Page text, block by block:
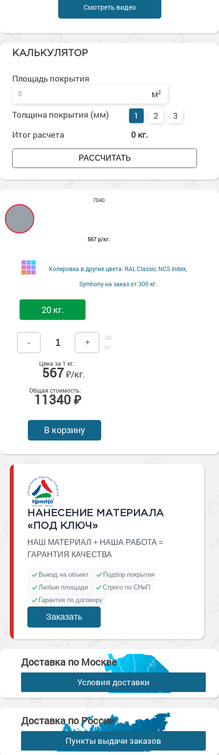
Сопутствующие товары
Морозостойкие краски для металла
Смотреть видео
КАЛЬКУЛЯТОР
Площадь покрытия
м2
Толщина покрытия (мм) 1 2
3
Итог расчета
0 кг.
РАССЧИТАТЬ
7040
567 р/кг.
Колеровка в другие цвета: RAL Classic, NCS Index,
Symhony на заказ от 300 кг.
20 кг.
- +
20
кг.
Цена за 1 кг.:
567₽/кг.
Общая стоимость:
11340 ₽
В корзину
НАНЕСЕНИЕ МАТЕРИАЛА
«ПОД КЛЮЧ»
НАШ МАТЕРИАЛ + НАША РАБОТА =
ГАРАНТИЯ КАЧЕСТВА
Выезд на объект
Подбор покрытия
Любые площади
Строго по СНиП
Гарантия по договору
Заказать
Доставка по Москве
Условия доставки
Доставка по России
Пункты выдачи заказов